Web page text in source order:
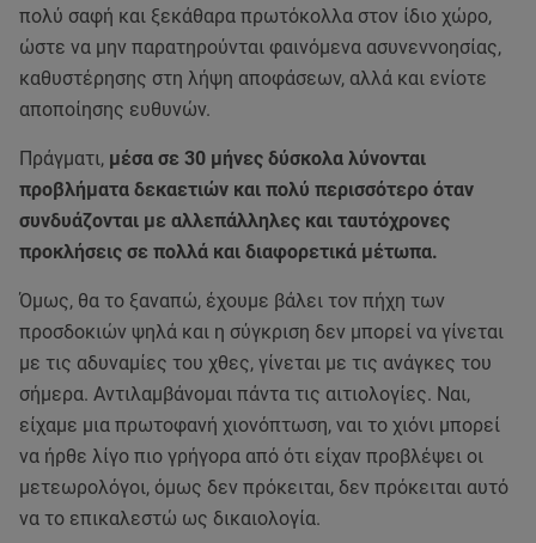
πολύ σαφή και ξεκάθαρα πρωτόκολλα στον ίδιο χώρο,
ώστε να μην παρατηρούνται φαινόμενα ασυνεννοησίας,
καθυστέρησης στη λήψη αποφάσεων, αλλά και ενίοτε
αποποίησης ευθυνών.
Πράγματι, μέσα σε 30 μήνες δύσκολα λύνονται
προβλήματα δεκαετιών και πολύ περισσότερο όταν
συνδυάζονται με αλλεπάλληλες και ταυτόχρονες
προκλήσεις σε πολλά και διαφορετικά μέτωπα.
Όμως, θα το ξαναπώ, έχουμε βάλει τον πήχη των
προσδοκιών ψηλά και η σύγκριση δεν μπορεί να γίνεται
με τις αδυναμίες του χθες, γίνεται με τις ανάγκες του
σήμερα. Αντιλαμβάνομαι πάντα τις αιτιολογίες. Ναι,
είχαμε μια πρωτοφανή χιονόπτωση, ναι το χιόνι μπορεί
να ήρθε λίγο πιο γρήγορα από ότι είχαν προβλέψει οι
μετεωρολόγοι, όμως δεν πρόκειται, δεν πρόκειται αυτό
να το επικαλεστώ ως δικαιολογία.